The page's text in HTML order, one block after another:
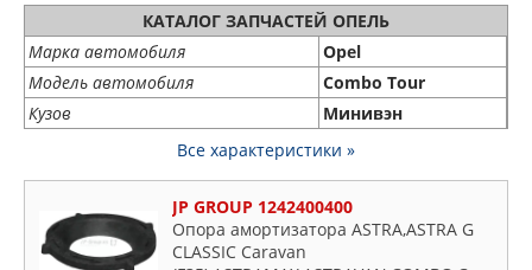
КАТАЛОГ ЗАПЧАСТЕЙ ОПЕЛЬ
Марка автомобиля
Opel
Модель автомобиля
Combo Tour
Кузов
Минивэн
Все характеристики »
JP GROUP 1242400400
Опора амортизатора ASTRA,ASTRA G
CLASSIC Caravan